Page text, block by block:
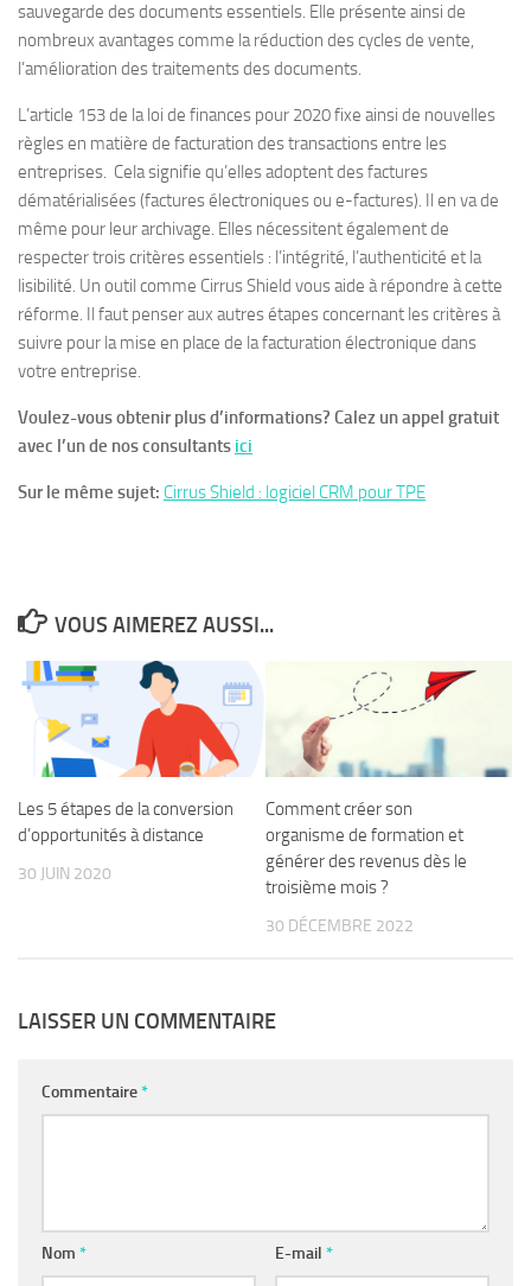
sauvegarde des documents essentiels. Elle présente ainsi de
nombreux avantages comme la réduction des cycles de vente,
l’amélioration des traitements des documents.
L’article 153 de la loi de finances pour 2020 fixe ainsi de nouvelles
règles en matière de facturation des transactions entre les
entreprises. Cela signifie qu’elles adoptent des factures
dématérialisées (factures électroniques ou e-factures). Il en va de
même pour leur archivage. Elles nécessitent également de
respecter trois critères essentiels : l’intégrité, l’authenticité et la
lisibilité. Un outil comme Cirrus Shield vous aide à répondre à cette
réforme. Il faut penser aux autres étapes concernant les critères à
suivre pour la mise en place de la facturation électronique dans
votre entreprise.
Voulez-vous obtenir plus d’informations? Calez un appel gratuit
avec l’un de nos consultants ici
Sur le même sujet: Cirrus Shield : logiciel CRM pour TPE
VOUS AIMEREZ AUSSI...
Les 5 étapes de la conversion
d’opportunités à distance
30 JUIN 2020
Comment créer son
organisme de formation et
générer des revenus dès le
troisième mois ?
30 DÉCEMBRE 2022
LAISSER UN COMMENTAIRE
Commentaire*
Nom * E-mail *